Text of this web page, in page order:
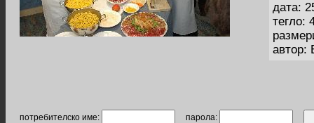
дата:
тегло:
автор:
потребителско име: парола: